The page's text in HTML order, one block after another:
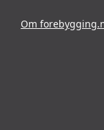
Om